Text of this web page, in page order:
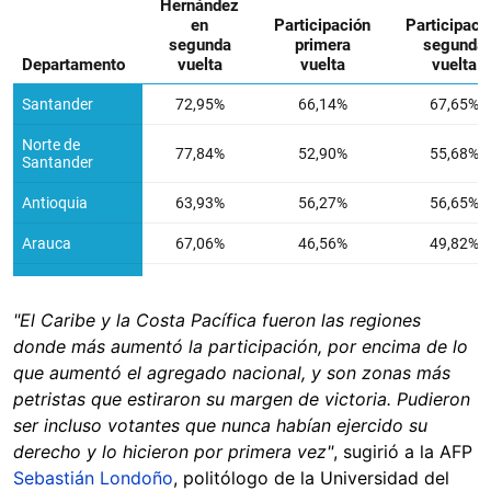
"El Caribe y la Costa Pacífica fueron las regiones
donde más aumentó la participación, por encima de lo
que aumentó el agregado nacional, y son zonas más
petristas que estiraron su margen de victoria. Pudieron
ser incluso votantes que nunca habían ejercido su
derecho y lo hicieron por primera vez", sugirió a la AFP
Sebastián Londoño, politólogo de la Universidad del